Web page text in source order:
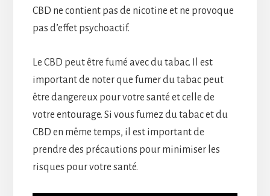
CBD ne contient pas de nicotine et ne provoque
pas d’effet psychoactif.
Le CBD peut être fumé avec du tabac. Il est
important de noter que fumer du tabac peut
être dangereux pour votre santé et celle de
votre entourage. Si vous fumez du tabac et du
CBD en même temps, il est important de
prendre des précautions pour minimiser les
risques pour votre santé.